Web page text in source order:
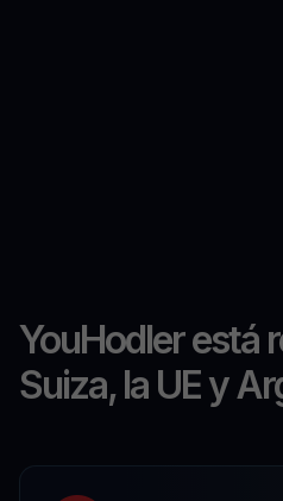
YouHodler está
Suiza, la UE y